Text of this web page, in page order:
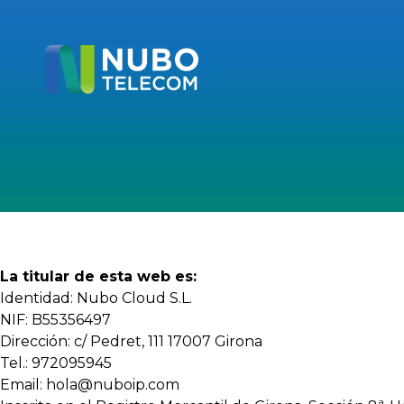
La titular de esta web es:
Identidad: Nubo Cloud S.L.
NIF: B55356497
Dirección: c/ Pedret, 111 17007 Girona
Tel.: 972095945
Email: hola@nuboip.com